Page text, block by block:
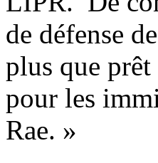
de défense
plus que
pour les
Rae. »